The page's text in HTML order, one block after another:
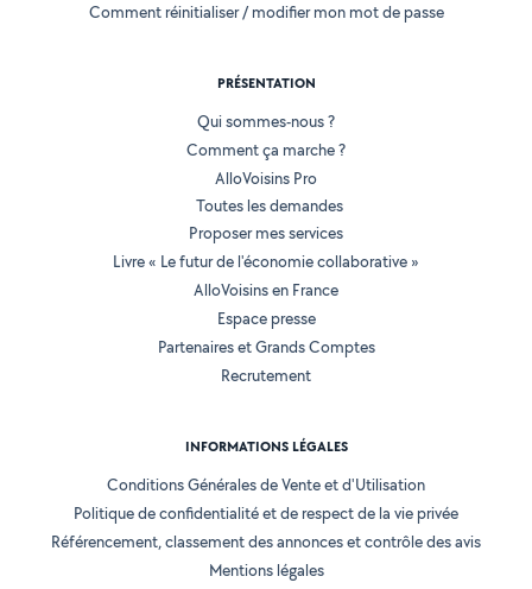
Comment réinitialiser / modifier mon mot de passe
PRÉSENTATION
Qui sommes-nous ?
Comment ça marche ?
AlloVoisins Pro
Toutes les demandes
Proposer mes services
Livre « Le futur de l'économie collaborative »
AlloVoisins en France
Espace presse
Partenaires et Grands Comptes
Recrutement
INFORMATIONS LÉGALES
Conditions Générales de Vente et d'Utilisation
Politique de confidentialité et de respect de la vie privée
Référencement, classement des annonces et contrôle des avis
Mentions légales